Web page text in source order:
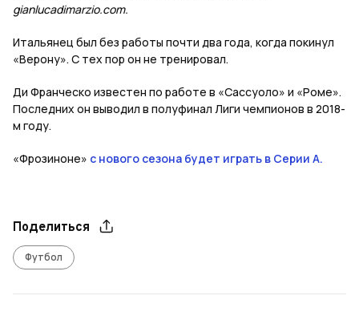
gianlucadimarzio.com.
Итальянец был без работы почти два года, когда покинул
«Верону». С тех пор он не тренировал.
Ди Франческо известен по работе в «Сассуоло» и «Роме».
Последних он выводил в полуфинал Лиги чемпионов в 2018-
м году.
«Фрозиноне» с нового сезона будет играть в Серии А.
Поделиться
Футбол